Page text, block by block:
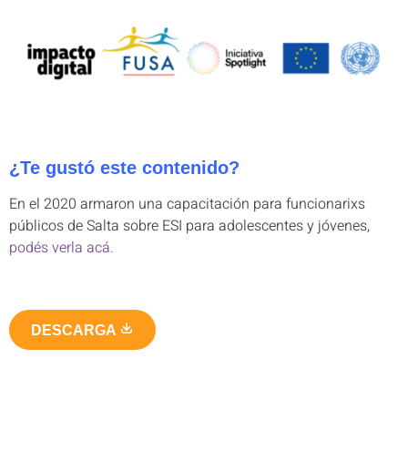
¿Te gustó este contenido?
En el 2020 armaron una capacitación para funcionarixs
públicos de Salta sobre ESI para adolescentes y jóvenes,
podés verla acá.
DESCARGA